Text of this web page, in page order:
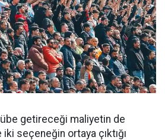
getireceği maliyetin de
seçeneğin ortaya çıktığı